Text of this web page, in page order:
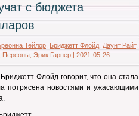
с бюджета
Тейлор Бриджетт Флойд Даунт Райт,
Персоны Эрик Гарнер | 2021-05-26
Флойд говорит, что она стала
потрясена новостями и ужасающими